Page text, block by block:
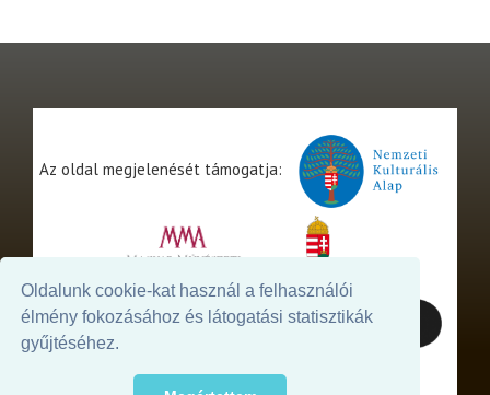
Oldalunk cookie-kat használ a felhasználói
élmény fokozásához és látogatási statisztikák
gyűjtéséhez.
Az oldal megjelenését támogatja: